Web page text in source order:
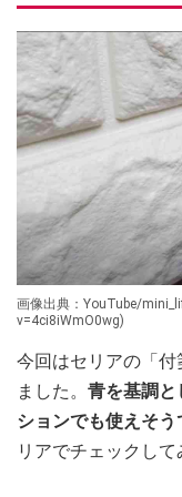
画像出典：YouTube/
v=4ci8iWmO0wg)
今回はセリアの「
ました。 青を基調と
ションでも使えそう
リアでチェックして